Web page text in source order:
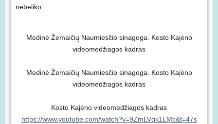
nebeliko.
Medinė Žemaičių Naumiesčio sinagoga. Kosto Kajėno
videomedžiagos kadras
Medinė Žemaičių Naumiesčio sinagoga. Kosto Kajėno
videomedžiagos kadras
Kosto Kajėno videomedžiagos kadras
https://www.youtube.com/watch?v=9ZmLVqk1LMc&t=47s